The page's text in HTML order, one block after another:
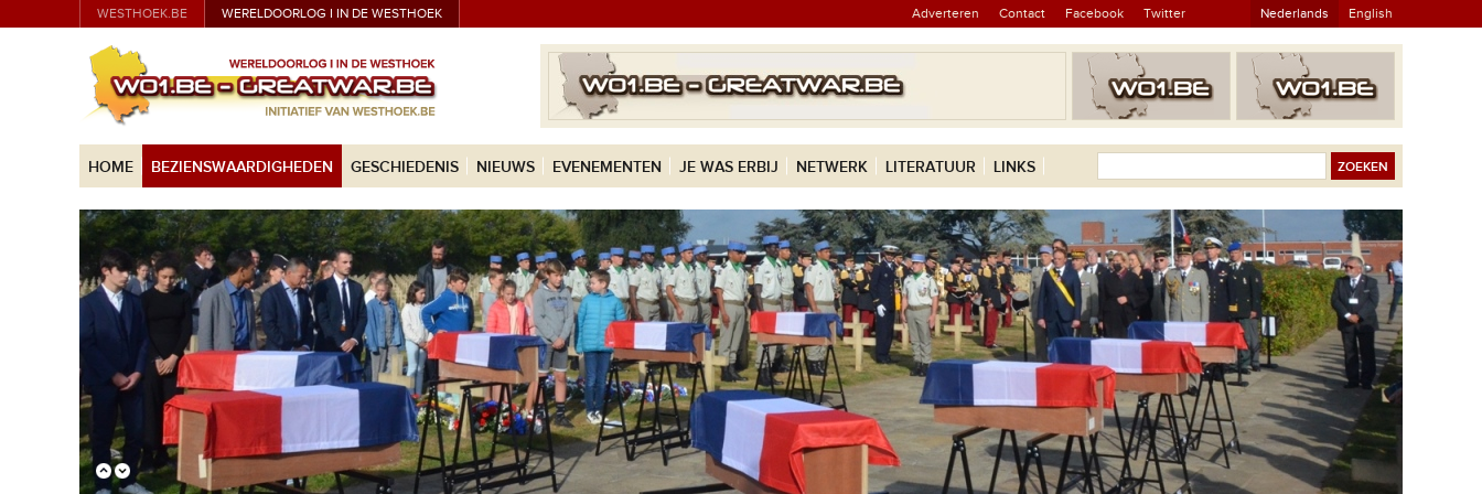
WESTHOEK.BE WERELDOORLOG I IN DE WESTHOEK Adverteren Contact Facebook Twitter Nederlands English
HOME BEZIENSWAARDIGHEDEN GESCHIEDENIS NIEUWS EVENEMENTEN JE WAS ERBIJ NETWERK LITERATUUR LINKS